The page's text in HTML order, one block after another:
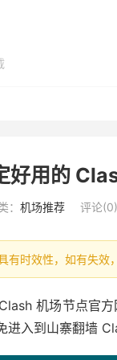
用的
： 机场推荐 评论(0)
时效性，如有失效
机场节点官方
入到山寨翻墙